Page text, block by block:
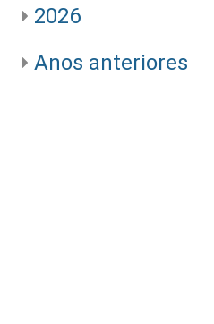
2026
Anos anteriores